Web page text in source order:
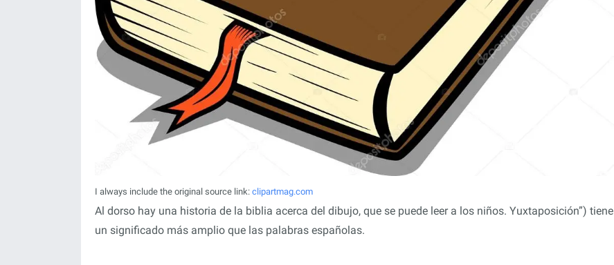
I always include the original source link: clipartmag.com
Al dorso hay una historia de la biblia acerca del dibujo, que se puede leer a los niños. Yuxtaposición”) tiene
un significado más amplio que las palabras españolas.